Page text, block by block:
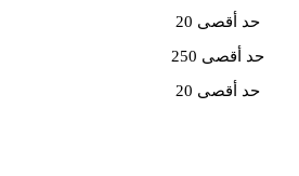
حد أقصى 20
حد أقصى 250
حد أقصى 20